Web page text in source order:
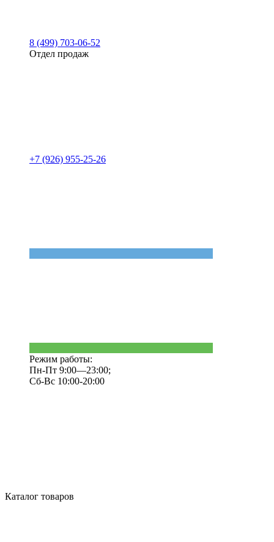
8 (499) 703-06-52
Отдел продаж
+7 (926) 955-25-26
Режим работы:
Пн-Пт 9:00—23:00;
Сб-Вс 10:00-20:00
Каталог товаров